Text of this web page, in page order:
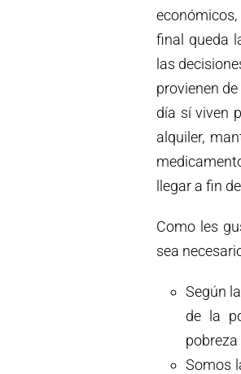
final queda
las
provienen
día sí viven
alquiler,
llegar a fin
Como les
sea
Según
de la
pobreza
Somos